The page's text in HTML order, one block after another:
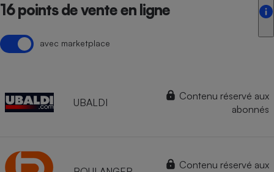
16 points de vente en ligne
avec marketplace
UBALDI
Contenu réservé aux
abonnés
Contenu réservé aux